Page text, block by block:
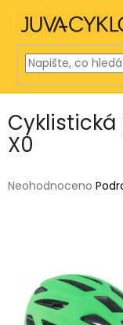
obsah
Cyklistická
X0
Průměrné
hvězdiček.
Neohodnoceno